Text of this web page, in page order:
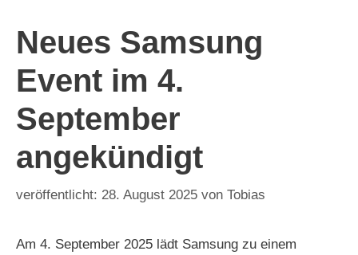
Neues Samsung
Event im 4.
September
angekündigt
28. August 2025 von Tobias
Am 4. September 2025 lädt Samsung zu einem